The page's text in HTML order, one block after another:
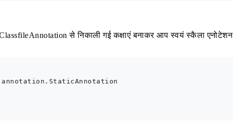
से निकाली गई कक्षाएं बनाकर आप स्वयं स्कैला एनोटेशन